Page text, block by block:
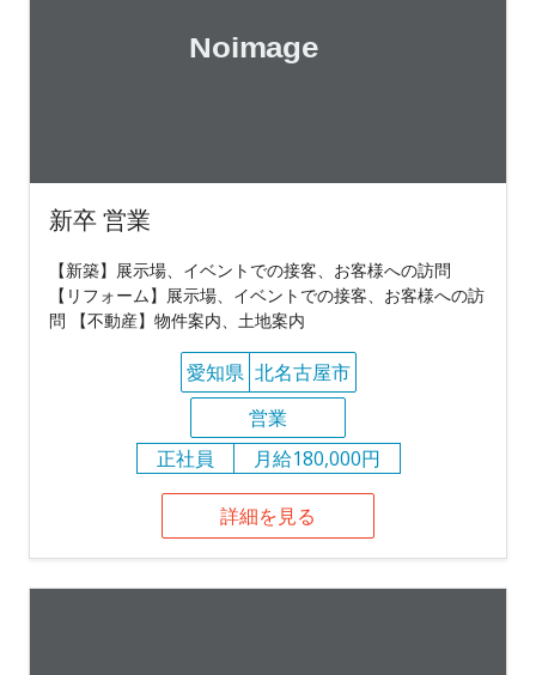
新卒 営業
【新築】展示場、イベントでの接客、お客様への訪問
【リフォーム】展示場、イベントでの接客、お客様への訪
問 【不動産】物件案内、土地案内
愛知県 北名古屋市
営業
正社員
月給180,000円
詳細を見る